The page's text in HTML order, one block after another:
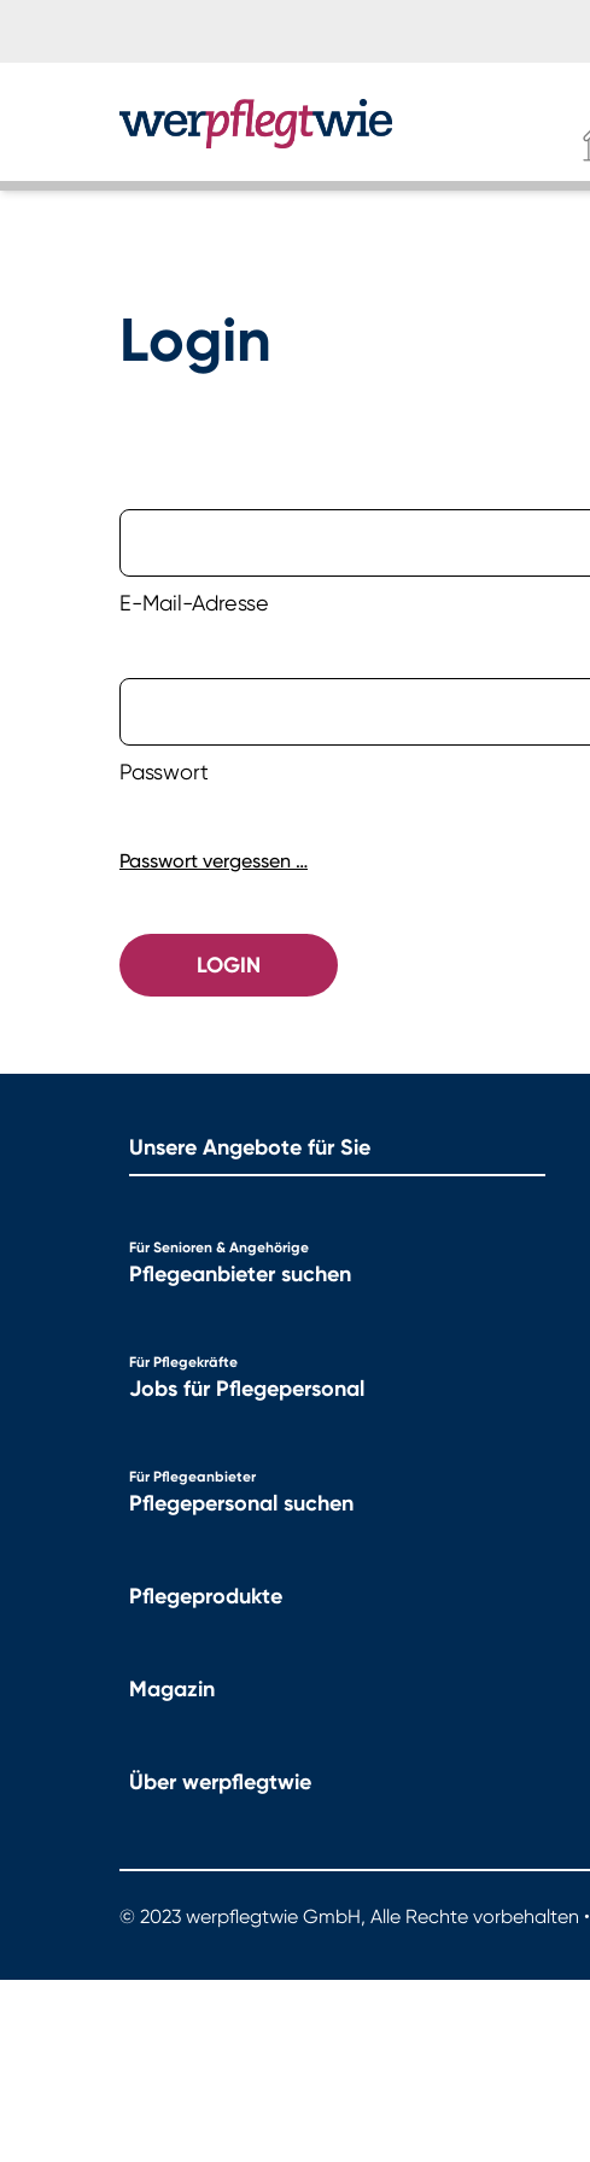
Login
E-Mail-Adresse
Passwort
Passwort vergessen …
LOGIN
Unsere Angebote für Sie
Für Senioren & Angehörige
Pflegeanbieter suchen
Für Pflegekräfte
Jobs für Pflegepersonal
Für Pflegeanbieter
Pflegepersonal suchen
Pflegeprodukte
Magazin
Über werpflegtwie
© 2023 werpflegtwie GmbH, Alle Rechte vorbehalten •